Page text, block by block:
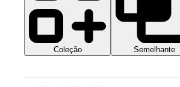
Coleção Semelhante